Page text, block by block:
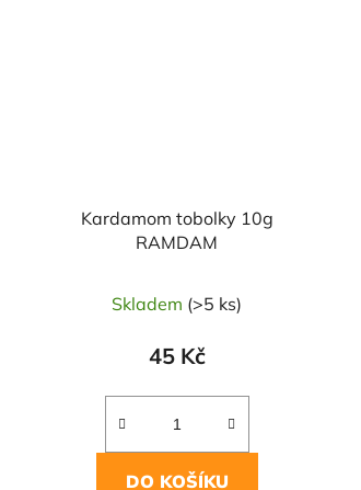
Kardamom tobolky 10g
RAMDAM
Skladem (>5 ks)
45 Kč
DO KOŠÍKU